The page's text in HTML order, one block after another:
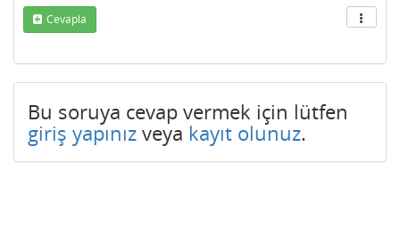
Cevapla
Bu soruya cevap vermek için lütfen
giriş yapınız veya kayıt olunuz.